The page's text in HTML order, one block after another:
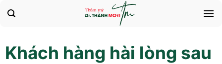
qua
Khách hàng hài lòng sau